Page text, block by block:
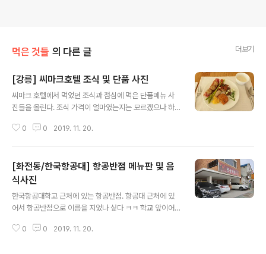
먹은 것들 의 다른 글 더보기
[강릉] 씨마크호텔 조식 및 단품 사진
씨마크 호텔에서 먹었던 조식과 점심에 먹은 단품메뉴 사
진들을 올린다. 조식 가격이 얼마였는지는 모르겠으나 하
은 음식들도 다 맛있어서 엄청 만족했다. ㅎㅎ 여기까지가
0 0 2019. 11. 20.
[화전동/한국항공대] 항공반점 메뉴판 및 음
식사진
한국항공대학교 근처에 있는 항공반점. 항공대 근처에 있
어서 항공반점으로 이름을 지었나 싶다 ㅋㅋ 학교 앞이어
저렴하다. (7,000원) 그리고 꽤 맛있는 편이어서 그런가
0 0 2019. 11. 20.